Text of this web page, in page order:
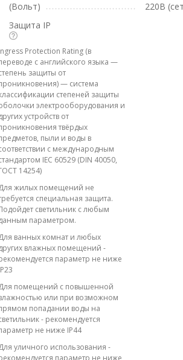
(Вольт)
220В
Защита IP
Protection Rating (в
с английского языка —
защиты от
— система
степеней защиты
электрооборудования и
устройств от
твёрдых
пыли и воды в
с международным
IEC 60529 (DIN 40050,
14254)
жилых помещений не
специальная защита.
светильник с любым
параметром.
ванных комнат и любых
влажных помещений -
параметр не ниже
помещений с повышенной
или при возможном
попадании воды на
- рекомендуется
не ниже IP44
уличного использования -
параметр не ниже